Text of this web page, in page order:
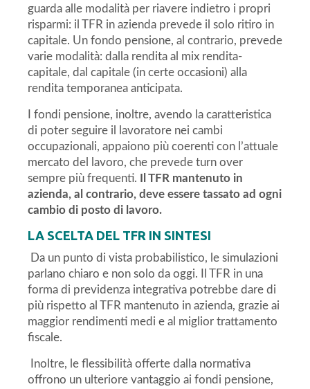
guarda alle modalità per riavere indietro i propri
risparmi: il TFR in azienda prevede il solo ritiro in
capitale. Un fondo pensione, al contrario, prevede
varie modalità: dalla rendita al mix rendita-
capitale, dal capitale (in certe occasioni) alla
rendita temporanea anticipata.
I fondi pensione, inoltre, avendo la caratteristica
di poter seguire il lavoratore nei cambi
occupazionali, appaiono più coerenti con l’attuale
mercato del lavoro, che prevede turn over
sempre più frequenti.
Il TFR mantenuto in
azienda, al contrario, deve essere tassato ad ogni
cambio di posto di lavoro.
LA SCELTA DEL TFR IN SINTESI
Da un punto di vista probabilistico, le simulazioni
parlano chiaro e non solo da oggi. Il TFR in una
forma di previdenza integrativa potrebbe dare di
più rispetto al TFR mantenuto in azienda, grazie ai
maggior rendimenti medi e al miglior trattamento
fiscale.
Inoltre, le flessibilità offerte dalla normativa
offrono un ulteriore vantaggio ai fondi pensione,